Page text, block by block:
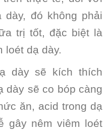
đó không phải
trị tốt, đặc biệt là
loét dạ dày.
dày sẽ kích thích
dày sẽ co bóp càng
ăn, acid trong dạ
gây nêm viêm loét